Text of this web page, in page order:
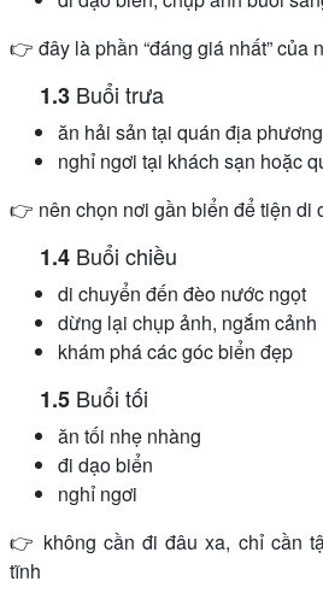
👉 đây là phần “đáng giá nhất” của
Buổi trưa
ăn hải sản tại quán địa phương
nghỉ ngơi tại khách sạn hoặc
👉 nên chọn nơi gần biển để tiện di
Buổi chiều
di chuyển đến đèo nước ngọt
dừng lại chụp ảnh, ngắm cảnh
khám phá các góc biển đẹp
Buổi tối
ăn tối nhẹ nhàng
đi dạo biển
nghỉ ngơi
👉 không cần đi đâu xa, chỉ cần
tĩnh